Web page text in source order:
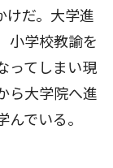
けだ。大学進
小学校教諭を
ってしまい現
ら大学院へ進
でいる。